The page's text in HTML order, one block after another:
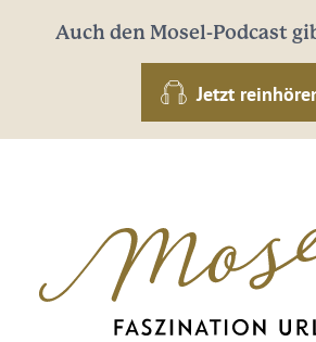
Auch den Mosel-Podcast
Jetzt